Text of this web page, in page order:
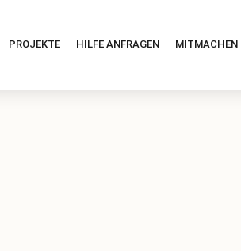
PROJEKTE HILFE ANFRAGEN MITMACHEN